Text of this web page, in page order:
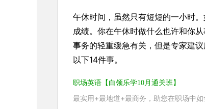
午休时间，虽然只有短短的一小时
成绩。你在午休时做什么也许和你
事务的轻重缓急有关，但是专家建
以下14件事。
职场英语【白领乐学10月通关班】
最实用+最地道+最商务，助您在职场中如